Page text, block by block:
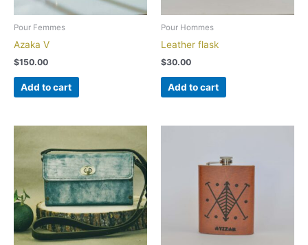
Pour Femmes
Azaka V
$150.00
Add to cart
Pour Hommes
Leather flask
$30.00
Add to cart